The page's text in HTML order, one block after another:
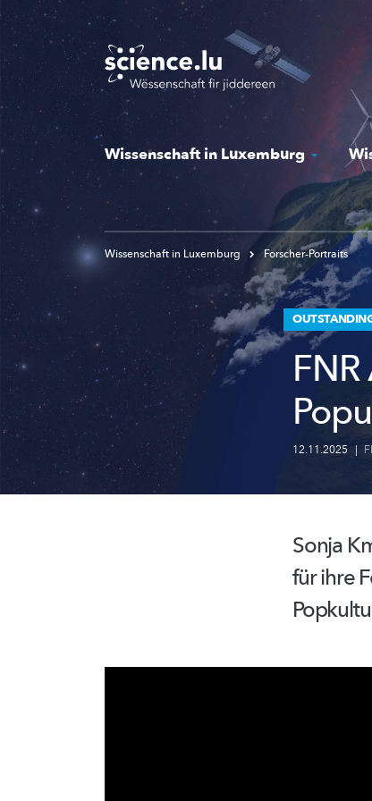
Skip
to
main
content
Wissenschaft in Luxemburg
Wissenschaft in Luxemburg Forscher-Portraits
12.11.2025 |
Sonja
für ihre